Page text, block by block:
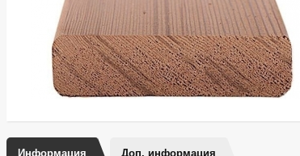
Информация Доп. информация